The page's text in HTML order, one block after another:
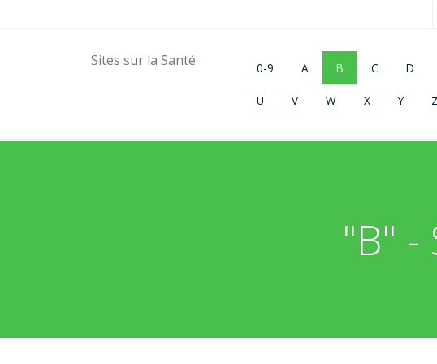
Sites sur la Santé 0-9 A B C D
U V W X Y Z
"B" -